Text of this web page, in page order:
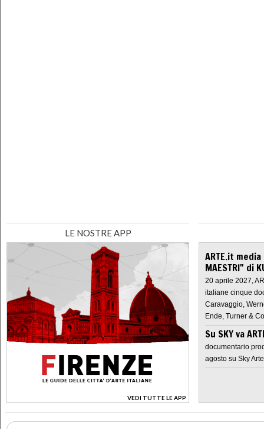
LE NOSTRE APP
VEDI TUTTE LE APP
>
ARTE.it
MAESTRI" di
20 aprile 2027,
italiane cinque
Caravaggio,
Ende, Turner &
Su SKY va
documentario
agosto su Sky Arte